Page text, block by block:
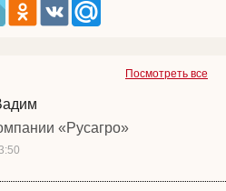
Посмотреть все
«Русагро»